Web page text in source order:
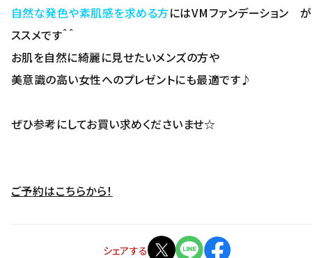
自然な発色や素肌感を求める方にはVMファンデーション
ススメです＾＾
お肌を自然に綺麗に見せたいメンズの方や
美意識の高い女性へのプレゼントにも最適です♪
ぜひ参考にしてお買い求めくださいませ☆
ご予約はこちらから！
シェアする